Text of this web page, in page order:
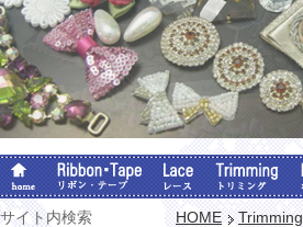
サイト内検索 HOME Trimming